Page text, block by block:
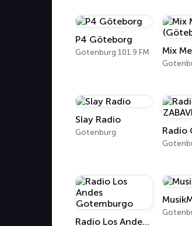
P4 Göteborg
Gotenburg 101.9 FM
Slay Radio
Gotenburg
Radio Los Andes Gotemburgo